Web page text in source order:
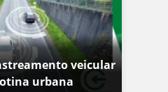
veicular
urbana